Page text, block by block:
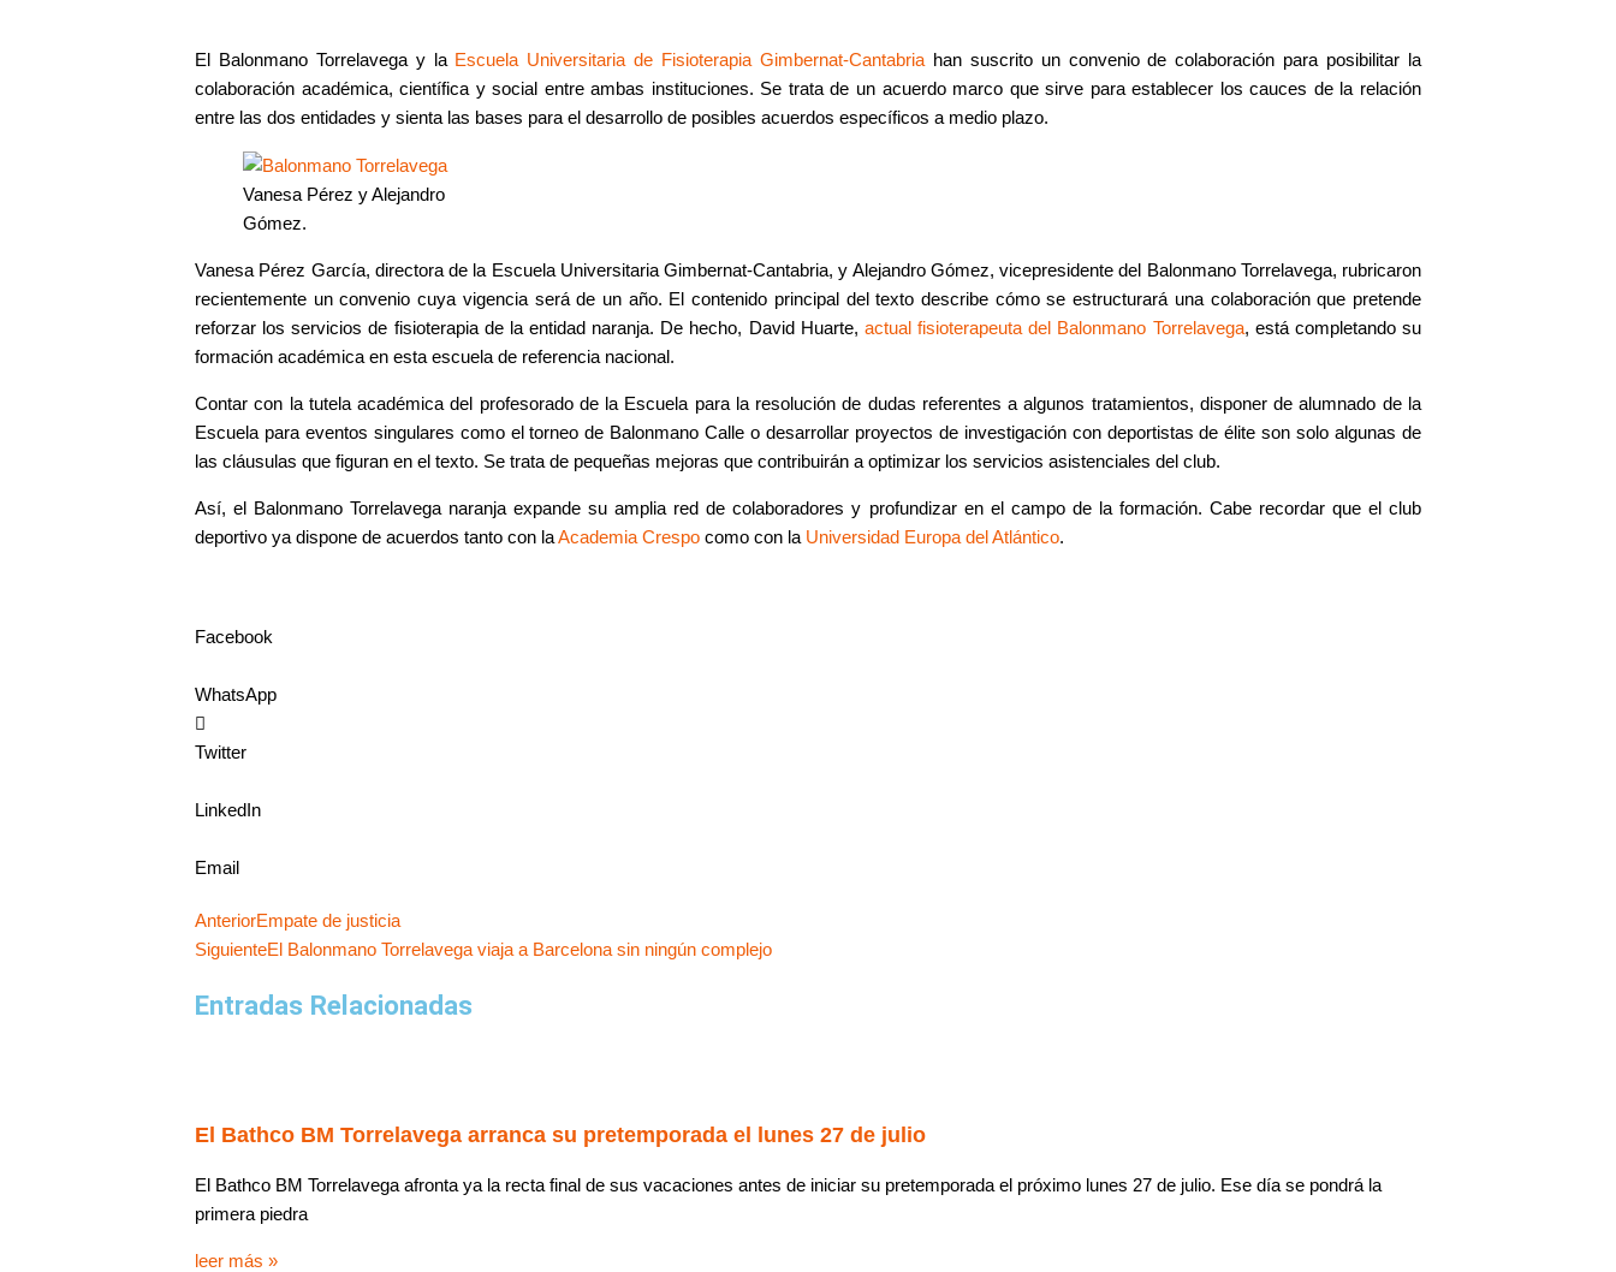
El Balonmano Torrelavega y la Escuela Universitaria de Fisioterapia Gimbernat-Cantabria han suscrito un convenio de colaboración para posibilitar la
colaboración académica, científica y social entre ambas instituciones. Se trata de un acuerdo marco que sirve para establecer los cauces de la relación
entre las dos entidades y sienta las bases para el desarrollo de posibles acuerdos específicos a medio plazo.
Vanesa Pérez y Alejandro
Gómez.
Vanesa Pérez García, directora de la Escuela Universitaria Gimbernat-Cantabria, y Alejandro Gómez, vicepresidente del Balonmano Torrelavega, rubricaron
recientemente un convenio cuya vigencia será de un año. El contenido principal del texto describe cómo se estructurará una colaboración que pretende
reforzar los servicios de fisioterapia de la entidad naranja. De hecho, David Huarte, actual fisioterapeuta del Balonmano Torrelavega, está completando su
formación académica en esta escuela de referencia nacional.
Contar con la tutela académica del profesorado de la Escuela para la resolución de dudas referentes a algunos tratamientos, disponer de alumnado de la
Escuela para eventos singulares como el torneo de Balonmano Calle o desarrollar proyectos de investigación con deportistas de élite son solo algunas de
las cláusulas que figuran en el texto. Se trata de pequeñas mejoras que contribuirán a optimizar los servicios asistenciales del club.
Así, el Balonmano Torrelavega naranja expande su amplia red de colaboradores y profundizar en el campo de la formación. Cabe recordar que el club
deportivo ya dispone de acuerdos tanto con laAcademia Crespo como con la Universidad Europa del Atlántico.
Facebook
WhatsApp
Twitter
LinkedIn
Email
Ant
AnteriorEmpate de justicia
SiguienteEl Balonmano Torrelavega viaja a Barcelona sin ningún complejo
Entradas Relacionadas
El Bathco BM Torrelavega arranca su pretemporada el lunes 27 de julio
El Bathco BM Torrelavega afronta ya la recta final de sus vacaciones antes de iniciar su pretemporada el próximo lunes 27 de julio. Ese día se pondrá la
primera piedra
leer más »